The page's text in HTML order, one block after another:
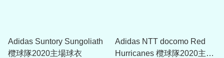
Adidas Suntory Sungoliath
欖球隊2020主場球衣
Adidas NTT docomo Red
Hurricanes 欖球隊2020主場